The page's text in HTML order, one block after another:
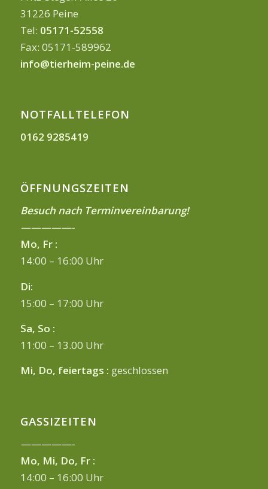
31226 Peine
Tel: 05171-52558
Fax: 05171-589962
info@tierheim-peine.de
NOTFALLTELEFON
0162 9285419
ÖFFNUNGSZEITEN
Besuch nach Terminvereinbarung!
—————-
Mo, Fr :
14:00 – 16:00 Uhr
Di:
15:00 – 17:00 Uhr
Sa, So :
11:00 – 13.00 Uhr
Mi, Do, feiertags : geschlossen
GASSIZEITEN
—————-
Mo, Mi, Do, Fr :
14:00 – 16:00 Uhr